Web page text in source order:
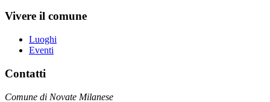
Vivere il comune
Luoghi
Eventi
Contatti
Comune di Novate Milanese